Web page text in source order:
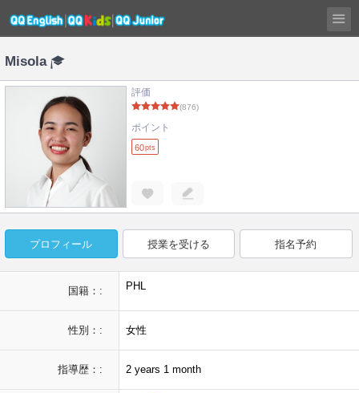
Misola
評価
(876)
ポイント
60pts
プロフィール 授業を受ける 指名予約
国籍：: PHL
性別：: 女性
指導歴：: 2 years 1 month